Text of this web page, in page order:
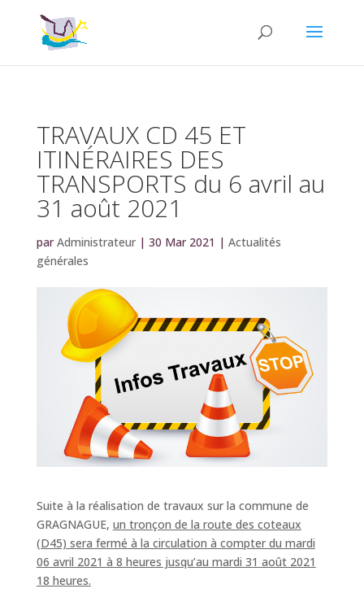
TRAVAUX CD 45 ET
ITINÉRAIRES DES
TRANSPORTS du 6 avril au
31 août 2021
parAdministrateur| 30 Mar 2021 | Actualités
générales
Suite à la réalisation de travaux sur la commune de
GRAGNAGUE, un tronçon de la route des coteaux
(D45) sera fermé à la circulation à compter du mardi
06 avril 2021 à 8 heures jusqu’au mardi 31 août 2021
18 heures.